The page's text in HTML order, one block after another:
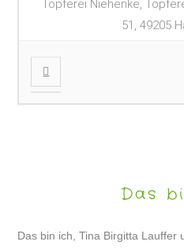
Töpferei Niehenke,
51, 49205
Das
Das bin ich, Tina Birgitta Lauffer